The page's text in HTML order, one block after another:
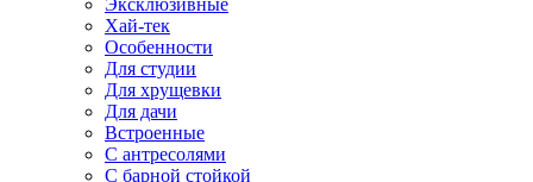
Эксклюзивные
Хай-тек
Особенности
Для студии
Для хрущевки
Для дачи
Встроенные
С антресолями
С барной стойкой